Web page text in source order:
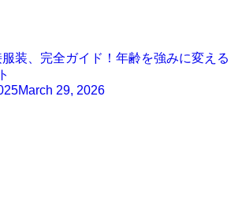
装、完全ガイド！年齢を強みに変える
March 29, 2026